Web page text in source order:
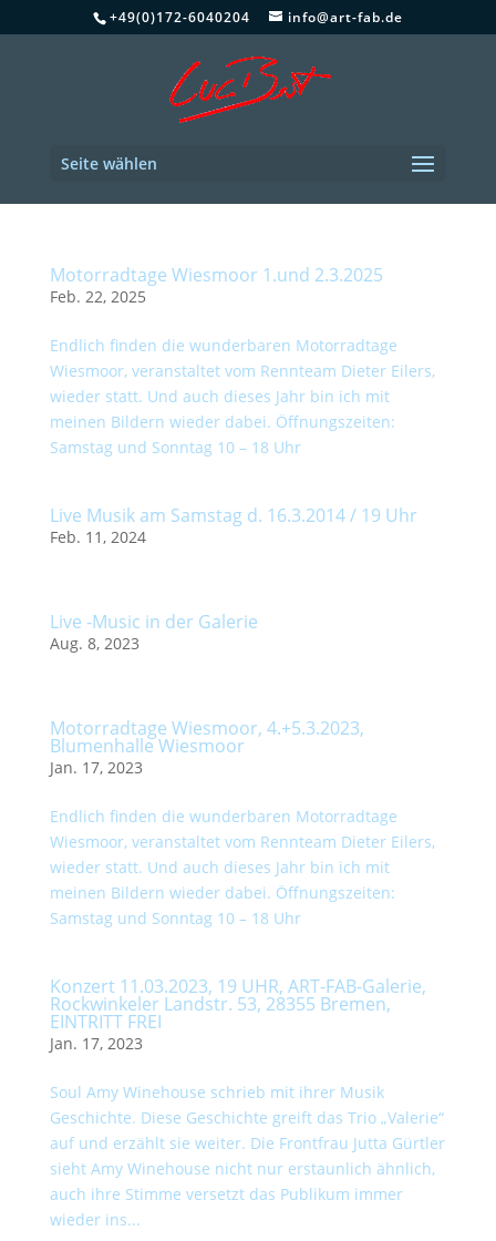
+49(0)172-6040204 info@art-fab.de
Seite wählen
Motorradtage Wiesmoor 1.und 2.3.2025
Feb. 22, 2025
Endlich finden die wunderbaren Motorradtage
Wiesmoor, veranstaltet vom Rennteam Dieter Eilers,
wieder statt. Und auch dieses Jahr bin ich mit
meinen Bildern wieder dabei. Öffnungszeiten:
Samstag und Sonntag 10 – 18 Uhr
Live Musik am Samstag d. 16.3.2014 / 19 Uhr
Feb. 11, 2024
Live -Music in der Galerie
Aug. 8, 2023
Motorradtage Wiesmoor, 4.+5.3.2023,
Blumenhalle Wiesmoor
Jan. 17, 2023
Endlich finden die wunderbaren Motorradtage
Wiesmoor, veranstaltet vom Rennteam Dieter Eilers,
wieder statt. Und auch dieses Jahr bin ich mit
meinen Bildern wieder dabei. Öffnungszeiten:
Samstag und Sonntag 10 – 18 Uhr
Konzert 11.03.2023, 19 UHR, ART-FAB-Galerie,
Rockwinkeler Landstr. 53, 28355 Bremen,
EINTRITT FREI
Jan. 17, 2023
Soul Amy Winehouse schrieb mit ihrer Musik
Geschichte. Diese Geschichte greift das Trio „Valerie“
auf und erzählt sie weiter. Die Frontfrau Jutta Gürtler
sieht Amy Winehouse nicht nur erstaunlich ähnlich,
auch ihre Stimme versetzt das Publikum immer
wieder ins...